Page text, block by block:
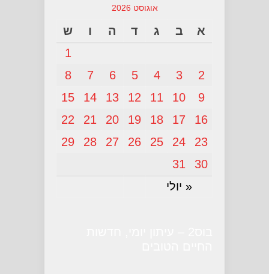
אוגוסט 2026
א ב ג ד ה ו ש
« יולי
1
2
3
4
5
6
7
8
9
10
11
12
13
14
15
16
17
18
19
20
21
22
23
24
25
26
27
28
29
30
31